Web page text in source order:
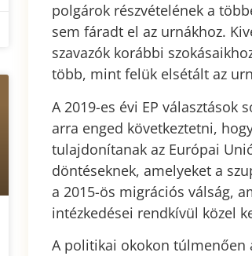
polgárok részvételének a
sem fáradt el az urnákhoz.
szavazók korábbi
több, mint felük elsétált az
A 2019-es évi EP választások
arra enged következtetni,
tulajdonítanak az Európai
döntéseknek, amelyeket a
a 2015-ös migrációs válság,
intézkedései rendkívül közel
A politikai okokon túlmenően